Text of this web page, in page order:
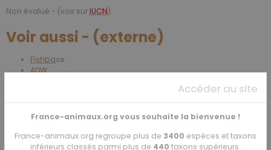
Non évalué - (voir sur IUCN)
Voir aussi - (externe)
Fishbase
ADW
Wikipédia- (eng)
Accéder au site
France-animaux.org vous souhaite la bienvenue !
France-animaux.org regroupe plus de 3400 espèces et taxons
inférieurs classés parmi plus de 440 taxons supérieurs.